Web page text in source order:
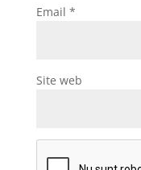
Email *
Site web